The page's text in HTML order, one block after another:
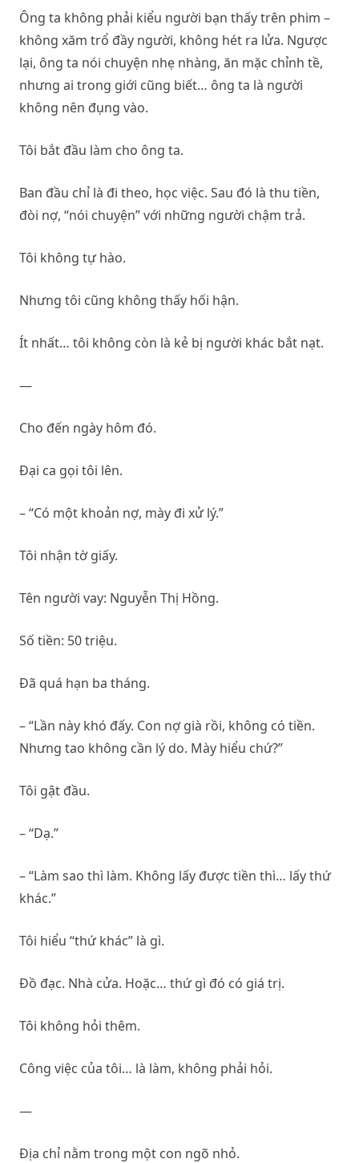
Ông ta không phải kiểu người bạn thấy trên phim –
không xăm trổ đầy người, không hét ra lửa. Ngược
lại, ông ta nói chuyện nhẹ nhàng, ăn mặc chỉnh tề,
nhưng ai trong giới cũng biết… ông ta là người
không nên đụng vào.
Tôi bắt đầu làm cho ông ta.
Ban đầu chỉ là đi theo, học việc. Sau đó là thu tiền,
đòi nợ, “nói chuyện” với những người chậm trả.
Tôi không tự hào.
Nhưng tôi cũng không thấy hối hận.
Ít nhất… tôi không còn là kẻ bị người khác bắt nạt.
—
Cho đến ngày hôm đó.
Đại ca gọi tôi lên.
– “Có một khoản nợ, mày đi xử lý.”
Tôi nhận tờ giấy.
Tên người vay: Nguyễn Thị Hồng.
Số tiền: 50 triệu.
Đã quá hạn ba tháng.
– “Lần này khó đấy. Con nợ già rồi, không có tiền.
Nhưng tao không cần lý do. Mày hiểu chứ?”
Tôi gật đầu.
– “Dạ.”
– “Làm sao thì làm. Không lấy được tiền thì… lấy thứ
khác.”
Tôi hiểu “thứ khác” là gì.
Đồ đạc. Nhà cửa. Hoặc… thứ gì đó có giá trị.
Tôi không hỏi thêm.
Công việc của tôi… là làm, không phải hỏi.
—
Địa chỉ nằm trong một con ngõ nhỏ.